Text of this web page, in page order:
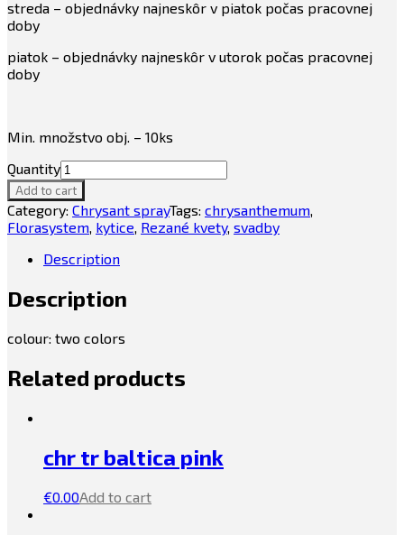
streda – objednávky najneskôr v piatok počas pracovnej
doby
piatok – objednávky najneskôr v utorok počas pracovnej
doby
Min. množstvo obj. – 10ks
Quantity
Add to cart
Category: Chrysant sprayTags: chrysanthemum,
Florasystem, kytice, Rezané kvety, svadby
Description
Description
colour: two colors
Related products
chr tr baltica pink
€0.00Add to cart